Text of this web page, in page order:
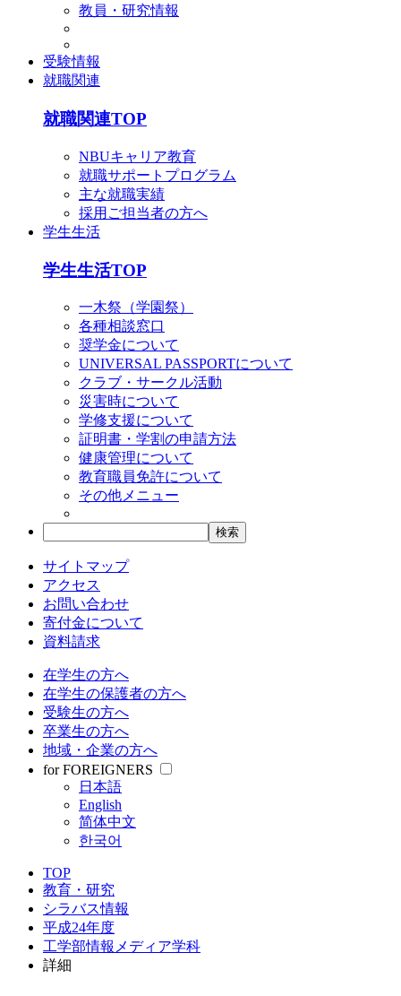
教員・研究情報
受験情報
就職関連
就職関連TOP
NBUキャリア教育
就職サポートプログラム
主な就職実績
採用ご担当者の方へ
学生生活
学生生活TOP
一木祭（学園祭）
各種相談窓口
奨学金について
UNIVERSAL PASSPORTについて
クラブ・サークル活動
災害時について
学修支援について
証明書・学割の申請方法
健康管理について
教育職員免許について
その他メニュー
サイトマップ
アクセス
お問い合わせ
寄付金について
資料請求
在学生の方へ
在学生の保護者の方へ
受験生の方へ
卒業生の方へ
地域・企業の方へ
for FOREIGNERS
日本語
English
简体中文
한국어
TOP
教育・研究
シラバス情報
平成24年度
工学部情報メディア学科
詳細